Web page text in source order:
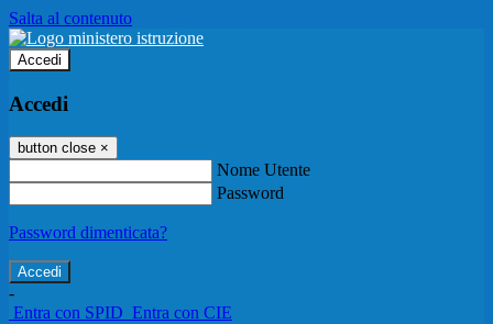
Salta al contenuto
Accedi
Accedi
button close ×
Nome Utente
Password
Password dimenticata?
-
Entra con SPID Entra con CIE